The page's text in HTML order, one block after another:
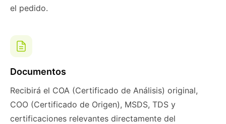
el pedido.
Documentos
Recibirá el COA (Certificado de Análisis) original,
COO (Certificado de Origen), MSDS, TDS y
certificaciones relevantes directamente del